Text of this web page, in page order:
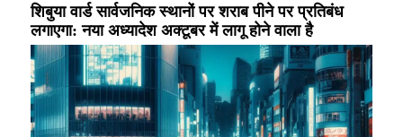
शिबुया वार्ड सार्वजनिक स्थानों पर शराब पीने पर प्रतिबंध
लगाएगा: नया अध्यादेश अक्टूबर में लागू होने वाला है